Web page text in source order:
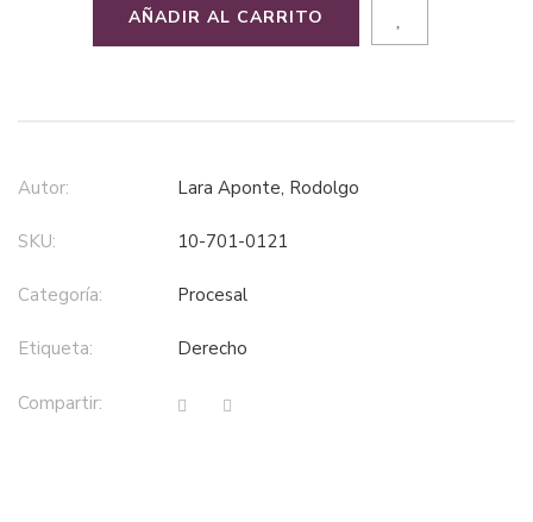
AÑADIR AL CARRITO
Autor: Lara Aponte, Rodolgo
SKU: 10-701-0121
Categoría: procesal
Etiqueta: derecho
Compartir: